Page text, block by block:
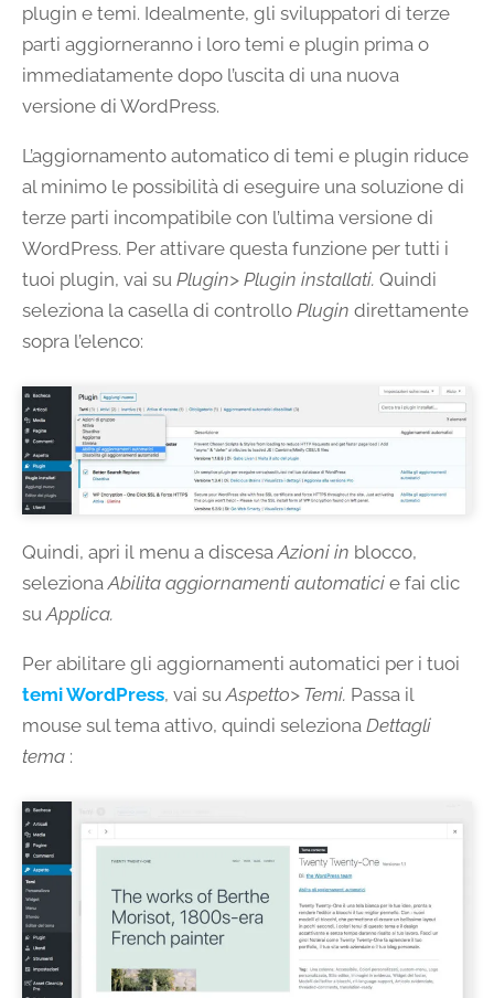
plugin e temi. Idealmente, gli sviluppatori di terze
parti aggiorneranno i loro temi e plugin prima o
immediatamente dopo l’uscita di una nuova
versione di WordPress.
L’aggiornamento automatico di temi e plugin riduce
al minimo le possibilità di eseguire una soluzione di
terze parti incompatibile con l’ultima versione di
WordPress. Per attivare questa funzione per tutti i
tuoi plugin, vai su Plugin> Plugin installati. Quindi
seleziona la casella di controllo Plugin direttamente
sopra l’elenco:
Quindi, apri il menu a discesaAzioni in blocco,
selezionaAbilita aggiornamenti automatici e fai clic
suApplica.
Per abilitare gli aggiornamenti automatici per i tuoi
temi WordPress, vai suAspetto> Temi. Passa il
mouse sul tema attivo, quindi seleziona Dettagli
tema :